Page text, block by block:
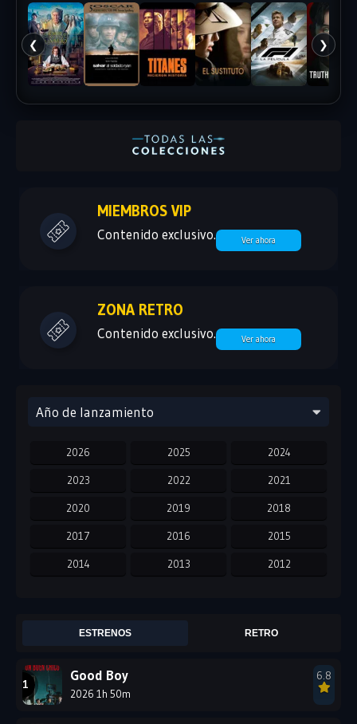
❮ ❯
MIEMBROS VIP
Contenido exclusivo. Ver ahora
ZONA RETRO
Contenido exclusivo. Ver ahora
Año de lanzamiento
2026 2025 2024
2023 2022 2021
2020 2019 2018
2017 2016 2015
2014 2013 2012
2002
ESTRENOS RETRO
Good Boy
2026 1h 50m
6.8